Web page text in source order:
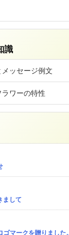
識
ッセージ例文
ワーの特性
まして
マークを贈りました。